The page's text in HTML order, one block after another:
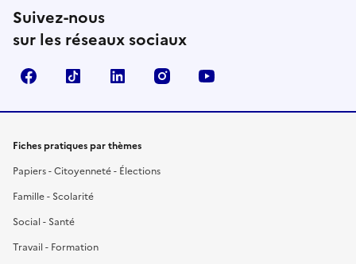
Suivez-nous
sur les réseaux sociaux
FacebookTikTok LinkedIn Instagram
Fiches pratiques par thèmes
Papiers - Citoyenneté - Élections
Famille - Scolarité
Social - Santé
Travail - Formation